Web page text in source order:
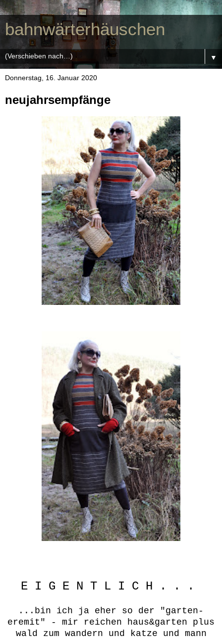
bahnwärterhäuschen
▼
Donnerstag, 16. Januar 2020
neujahrsempfänge
E I G E N T L I C H . . .
...bin ich ja eher so der "garten-
eremit" - mir reichen haus&garten plus
wald zum wandern und katze und mann